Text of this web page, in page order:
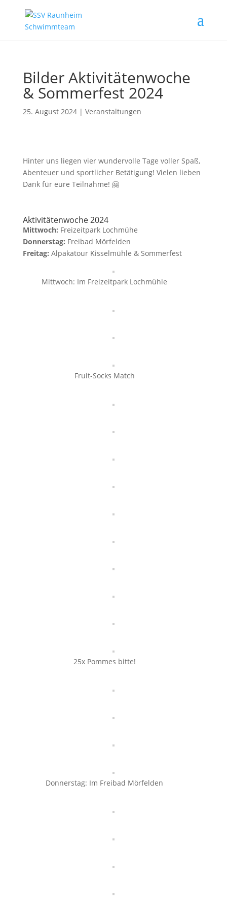
Bilder Aktivitätenwoche
& Sommerfest 2024
25. August 2024| Veranstaltungen
Hinter uns liegen vier wundervolle Tage voller Spaß,
Abenteuer und sportlicher Betätigung! Vielen lieben
Dank für eure Teilnahme! 🤗
Aktivitätenwoche 2024
Mittwoch: Freizeitpark Lochmühe
Donnerstag: Freibad Mörfelden
Freitag: Alpakatour Kisselmühle & Sommerfest
Mittwoch: Im Freizeitpark Lochmühle
Fruit-Socks Match
25x Pommes bitte!
Donnerstag: Im Freibad Mörfelden